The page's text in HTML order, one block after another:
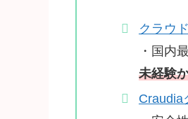
クラウ
・国内
未経験
Craudia